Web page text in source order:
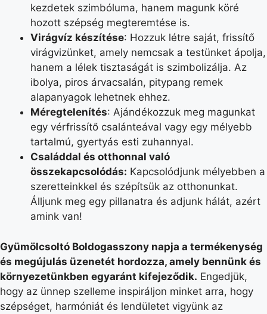
kezdetek szimbóluma, hanem magunk köré
hozott szépség megteremtése is.
Virágvíz készítése: Hozzuk létre saját, frissítő
virágvizünket, amely nemcsak a testünket ápolja,
hanem a lélek tisztaságát is szimbolizálja. Az
ibolya, piros árvacsalán, pitypang remek
alapanyagok lehetnek ehhez.
Méregtelenítés: Ajándékozzuk meg magunkat
egy vérfrissítő csalánteával vagy egy mélyebb
tartalmú, gyertyás esti zuhannyal.
Családdal és otthonnal való
összekapcsolódás: Kapcsolódjunk mélyebben a
szeretteinkkel és szépítsük az otthonunkat.
Álljunk meg egy pillanatra és adjunk hálát, azért
amink van!
Gyümölcsoltó Boldogasszony napja a termékenység
és megújulás üzenetét hordozza, amely bennünk és
környezetünkben egyaránt kifejeződik. Engedjük,
hogy az ünnep szelleme inspiráljon minket arra, hogy
szépséget, harmóniát és lendületet vigyünk az